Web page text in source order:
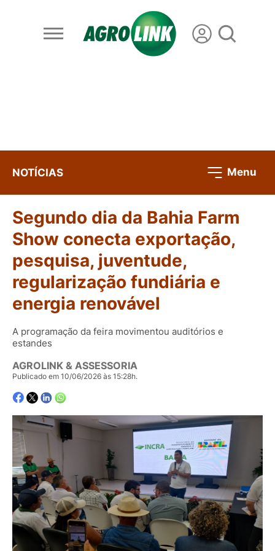
NOTÍCIAS Menu
Segundo dia da Bahia Farm
Show conecta exportação,
pesquisa, juventude,
regularização fundiária e
energia renovável
A programação da feira movimentou auditórios e
estandes
AGROLINK & ASSESSORIA
Publicado em 10/06/2026 às 15:28h.